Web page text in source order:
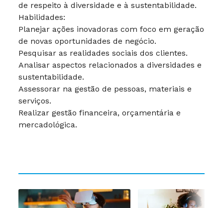
de respeito à diversidade e à sustentabilidade.
Habilidades:
Planejar ações inovadoras com foco em geração
de novas oportunidades de negócio.
Pesquisar as realidades sociais dos clientes.
Analisar aspectos relacionados a diversidades e
sustentabilidade.
Assessorar na gestão de pessoas, materiais e
serviços.
Realizar gestão financeira, orçamentária e
mercadológica.